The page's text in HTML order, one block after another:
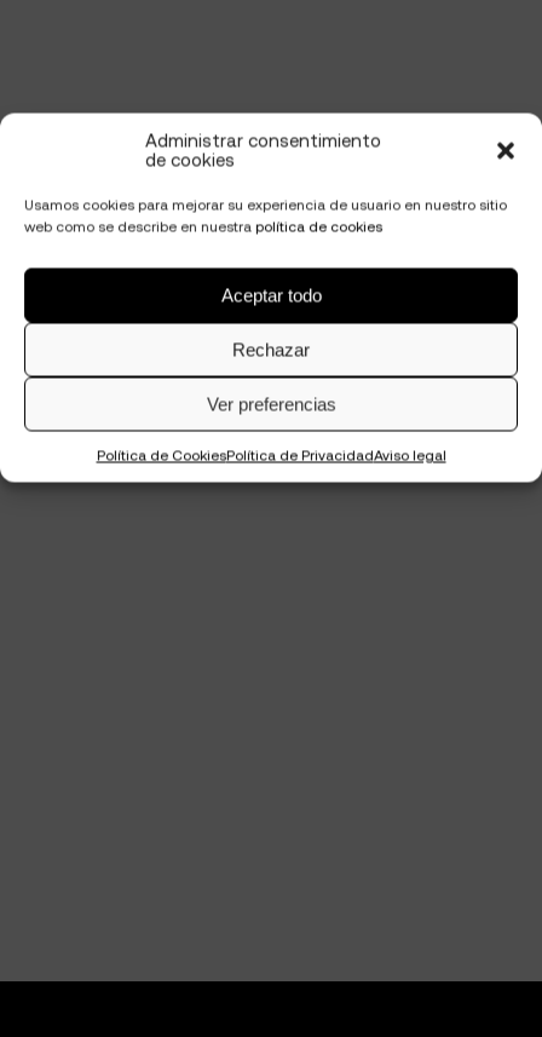
Administrar consentimiento
de cookies
Usamos cookies para mejorar su experiencia de usuario en nuestro sitio
web como se describe en nuestra política de cookies
Aceptar todo
Rechazar
Ver preferencias
Política de CookiesPolítica de PrivacidadAviso legal